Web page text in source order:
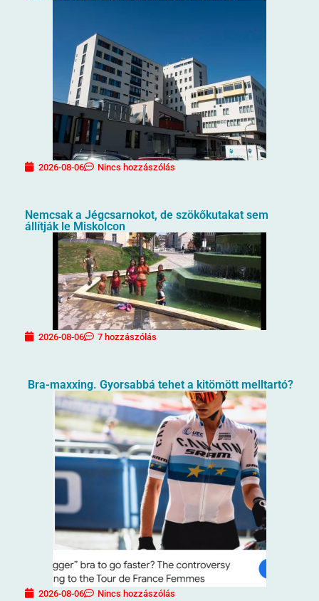
2026-08-06 Nincs hozzászólás
Nemcsak a Jégcsarnokot, de szökőkutakat sem
állítják le Miskolcon
2026-08-06 7 hozzászólás
Bra-maxxing. Gyorsabbá tehet a kitömött melltartó?
2026-08-06 Nincs hozzászólás